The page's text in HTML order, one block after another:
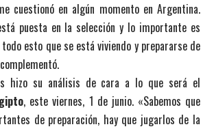
cuestionó en algún momento en Argentina.
puesta en la selección y lo importante es
esto que se está viviendo y prepararse de
hizo su análisis de cara a lo que será el
, este viernes, 1 de junio. «Sabemos que
de preparación, hay que jugarlos de la